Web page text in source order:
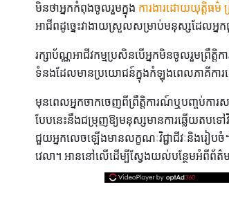
មិនថាអ្នកកំពុងចូលរួមក្នុង ការងារដោយយុត្តិធម៌
អាជីពដូច្នេះវាងាយស្រួលសម្រាប់មនុស្សដែលអ្ន
រក្សាប័ណ្ណអាជីវកម្មប្រសិនបើអ្នកមិនចូលរួមព្រឹត្តិ
ទំនងដែលមានប្រយោជន៍ក្នុងកំឡុងពេលភាគីការ
មុនពេលអ្នកចាកចេញពីព្រឹត្តិការណ៍ឬបញ្ចប់ការ
បែបនេះនឹងជម្រុញឱ្យមនុស្សមានការឆ្លើយតបទៅ
ជួយអ្នកលេចឡើងមានលក្ខណៈវិជ្ជាជីវៈនិងរៀប
វេលា។ អាននៅលើដើម្បីស្វែងយល់បន្ថែមអំពីព័ត៌